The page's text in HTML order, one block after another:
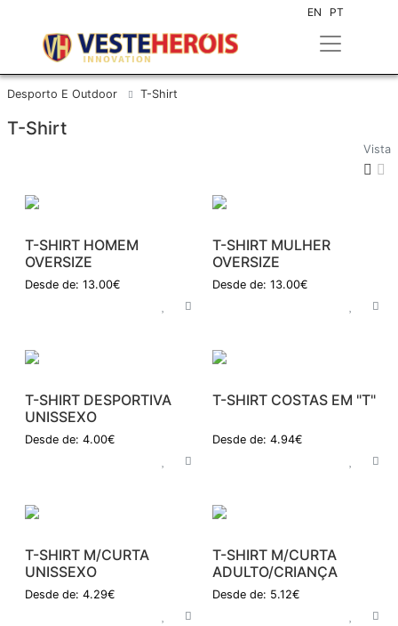
EN PT
Desporto E Outdoor T-Shirt
T-Shirt
Vista
T-SHIRT HOMEM
OVERSIZE
Desde de: 13.00€
T-SHIRT MULHER
OVERSIZE
Desde de: 13.00€
T-SHIRT DESPORTIVA
UNISSEXO
Desde de: 4.00€
T-SHIRT COSTAS EM "T"
Desde de: 4.94€
T-SHIRT M/CURTA
UNISSEXO
Desde de: 4.29€
T-SHIRT M/CURTA
ADULTO/CRIANÇA
Desde de: 5.12€